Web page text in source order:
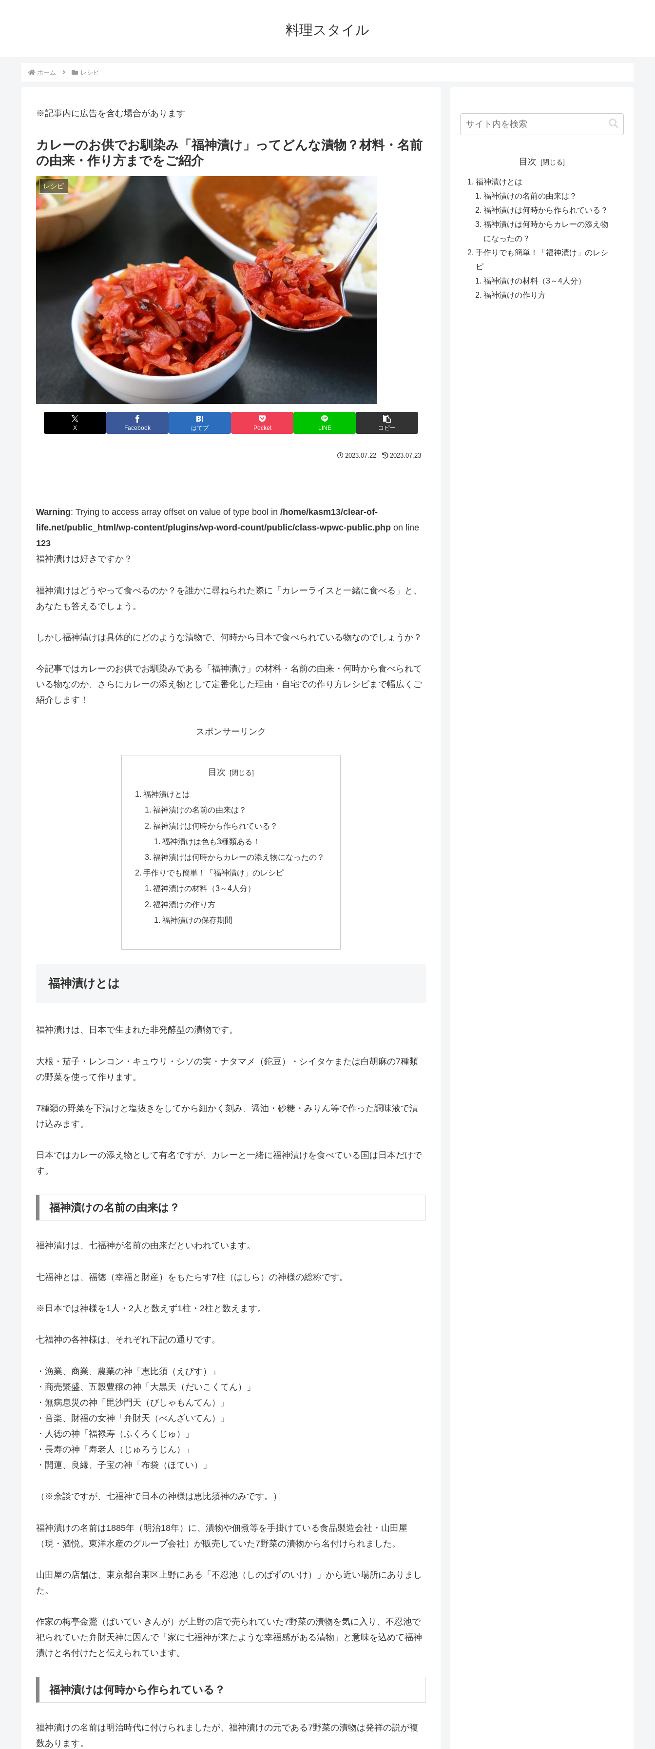
料理スタイル
ホーム レシピ
※記事内に広告を含む場合があります
カレーのお供でお馴染み「福神漬け」ってどんな漬物？材料・名前
の由来・作り方までをご紹介
レシピ
X Facebook はてブ Pocket LINE コピー
2023.07.22 2023.07.23
Warning: Trying to access array offset on value of type bool in /home/kasm13/clear-of-
life.net/public_html/wp-content/plugins/wp-word-count/public/class-wpwc-public.php on line
123
福神漬けは好きですか？
福神漬けはどうやって食べるのか？を誰かに尋ねられた際に「カレーライスと一緒に食べる」と、
あなたも答えるでしょう。
しかし福神漬けは具体的にどのような漬物で、何時から日本で食べられている物なのでしょうか？
今記事ではカレーのお供でお馴染みである「福神漬け」の材料・名前の由来・何時から食べられて
いる物なのか、さらにカレーの添え物として定番化した理由・自宅での作り方レシピまで幅広くご
紹介します！
スポンサーリンク
福神漬けとは
福神漬けは何時から作られている？
手作りでも簡単！「福神漬け」のレシピ
福神漬けの保存期間
福神漬けとは
の野菜を使って作ります。
7種類の野菜を下漬けと塩抜きをしてから細かく刻み、醤油・砂糖・みりん等で作った調味液で漬
日本ではカレーの添え物として有名ですが、カレーと一緒に福神漬けを食べている国は日本だけで
す。
福神漬けの名前の由来は？
※日本では神様を1人・2人と数えず1柱・2柱と数えます。
七福神の各神様は、それぞれ下記の通りです。
・商売繁盛、五穀豊穣の神「大黒天（だいこくてん）」
・無病息災の神「毘沙門天（びしゃもんてん）」
・音楽、財福の女神「弁財天（べんざいてん）」
・長寿の神「寿老人（じゅろうじん）」
（※余談ですが、七福神で日本の神様は恵比須神のみです。）
目次
福神漬けとは
福神漬けの名前の由来は？
福神漬けは何時から作られている？
福神漬けは何時からカレーの添え物
になったの？
手作りでも簡単！「福神漬け」のレシ
ピ
福神漬けの材料（3～4人分）
福神漬けの作り方